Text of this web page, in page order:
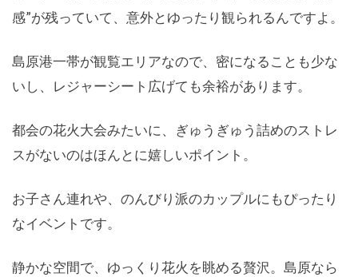
感”が残っていて、意外とゆったり観られるんですよ。
島原港一帯が観覧エリアなので、密になることも少な
いし、レジャーシート広げても余裕があります。
都会の花火大会みたいに、ぎゅうぎゅう詰めのストレ
スがないのはほんとに嬉しいポイント。
お子さん連れや、のんびり派のカップルにもぴったり
なイベントです。
静かな空間で、ゆっくり花火を眺める贅沢。島原なら